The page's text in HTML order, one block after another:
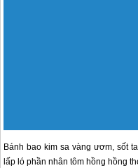
Bánh bao kim sa vàng ươm, sốt
lấp ló phần nhân tôm hồng hồng